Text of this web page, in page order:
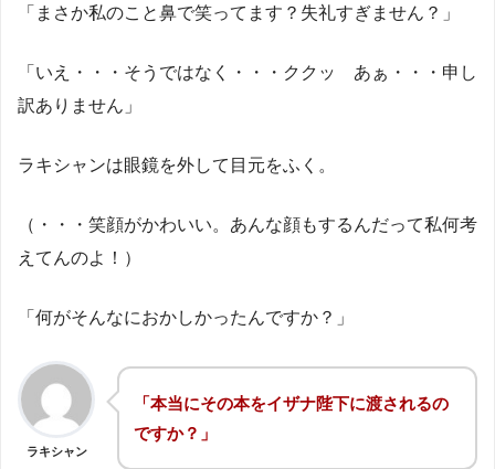
「まさか私のこと鼻で笑ってます？失礼すぎません？」
「いえ・・・そうではなく・・・ククッ あぁ・・・申し
訳ありません」
ラキシャンは眼鏡を外して目元をふく。
（・・・笑顔がかわいい。あんな顔もするんだって私何考
えてんのよ！）
「何がそんなにおかしかったんですか？」
ラキシャン
「本当にその本をイザナ陛下に渡されるの
ですか？」